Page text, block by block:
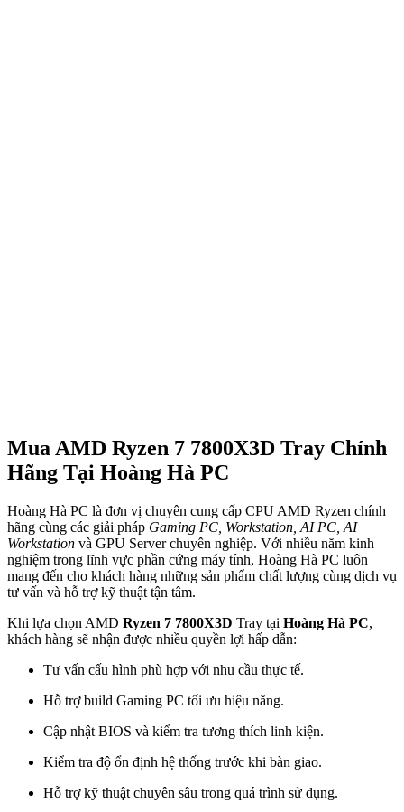
Mua AMD Ryzen 7 7800X3D Tray Chính
Hãng Tại Hoàng Hà PC
Hoàng Hà PC là đơn vị chuyên cung cấp CPU AMD Ryzen chính
hãng cùng các giải pháp Gaming PC, Workstation, AI PC, AI
Workstation và GPU Server chuyên nghiệp. Với nhiều năm kinh
nghiệm trong lĩnh vực phần cứng máy tính, Hoàng Hà PC luôn
mang đến cho khách hàng những sản phẩm chất lượng cùng dịch vụ
tư vấn và hỗ trợ kỹ thuật tận tâm.
Khi lựa chọn AMD Ryzen 7 7800X3D Tray tại Hoàng Hà PC,
khách hàng sẽ nhận được nhiều quyền lợi hấp dẫn:
Tư vấn cấu hình phù hợp với nhu cầu thực tế.
Hỗ trợ build Gaming PC tối ưu hiệu năng.
Cập nhật BIOS và kiểm tra tương thích linh kiện.
Kiểm tra độ ổn định hệ thống trước khi bàn giao.
Hỗ trợ kỹ thuật chuyên sâu trong quá trình sử dụng.